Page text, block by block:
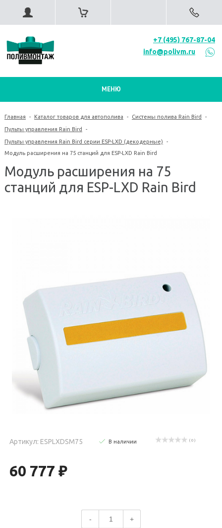
+7 (495) 767-87-04
info@polivm.ru
МЕНЮ
Главная - Каталог товаров для автополива - Системы полива Rain Bird -
Пульты управления Rain Bird -
Пульты управления Rain Bird серии ESP-LXD (декодерные)
-
Модуль расширения на 75 станций для ESP-LXD Rain Bird
Модуль расширения на 75
станций для ESP-LXD Rain Bird
Артикул: ESPLXDSM75 В наличии ( 0 )
60 777 ₽
- +